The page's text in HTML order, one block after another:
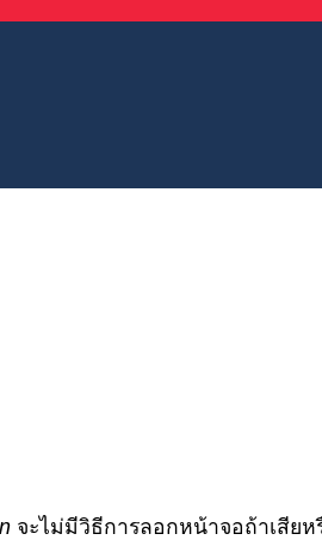
จะไม่มีวิธีการลอกหน้าจอถ้าเสีย